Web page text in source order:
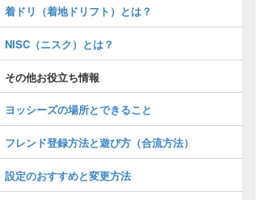
着ドリ（着地ドリフト）とは？
NISC（ニスク）とは？
その他お役立ち情報
ヨッシーズの場所とできること
フレンド登録方法と遊び方（合流方法）
設定のおすすめと変更方法